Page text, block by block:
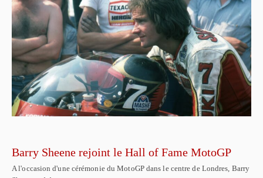
Barry Sheene rejoint le Hall of Fame MotoGP
A l'occasion d'une cérémonie du MotoGP dans le centre de Londres, Barry